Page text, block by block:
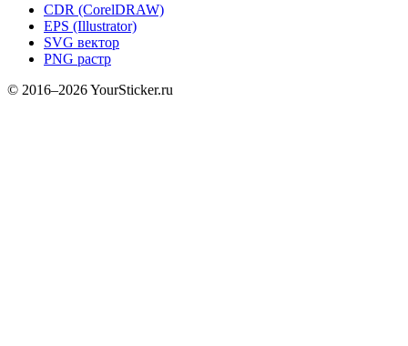
CDR (CorelDRAW)
EPS (Illustrator)
SVG вектор
PNG растр
© 2016–2026 YourSticker.ru